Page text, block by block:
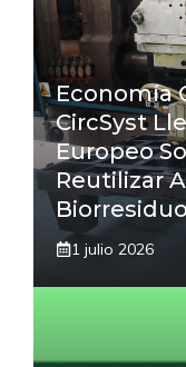
Economía
CircSyst
Europeo
Reutilizar
1 julio 2026